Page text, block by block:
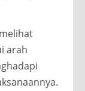
arah